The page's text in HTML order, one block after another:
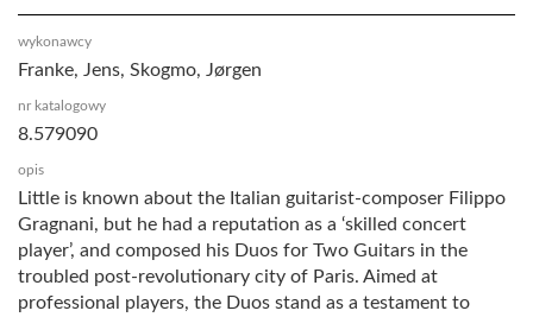
wykonawcy
Franke, Jens, Skogmo, Jørgen
nr katalogowy
8.579090
opis
Little is known about the Italian guitarist-composer Filippo
Gragnani, but he had a reputation as a ‘skilled concert
player’, and composed his Duos for Two Guitars in the
troubled post-revolutionary city of Paris. Aimed at
professional players, the Duos stand as a testament to